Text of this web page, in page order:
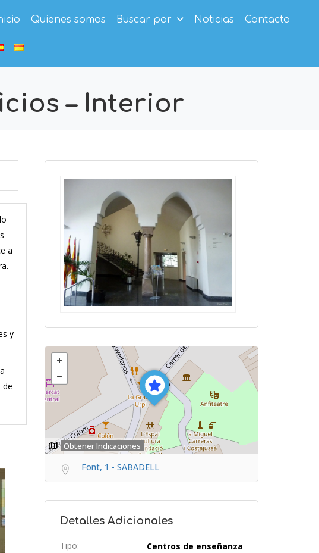
Quienes somos Buscar por Noticias Contacto
– Interior
a
y
de
Obtener Indicaciones
Font, 1 - SABADELL
Detalles Adicionales
Tipo: Centros de enseñanza